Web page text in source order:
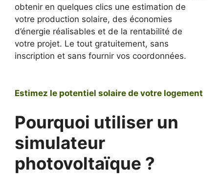
obtenir en quelques clics une estimation de
votre production solaire, des économies
d’énergie réalisables et de la rentabilité de
votre projet. Le tout gratuitement, sans
inscription et sans fournir vos coordonnées.
Estimez le potentiel solaire de votre logement
Pourquoi utiliser un
simulateur
photovoltaïque ?